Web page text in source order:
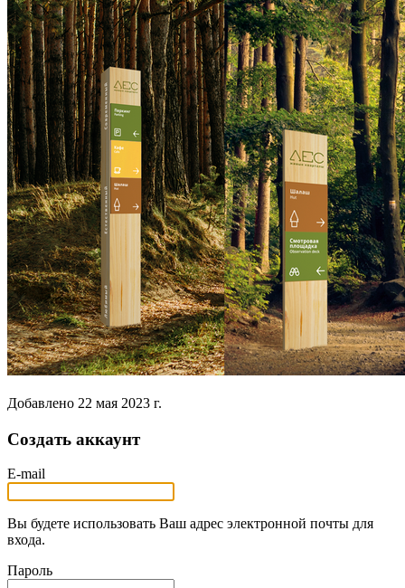
Добавлено 22 мая 2023 г.
Создать аккаунт
E-mail
Вы будете использовать Ваш адрес электронной почты для
входа.
Пароль